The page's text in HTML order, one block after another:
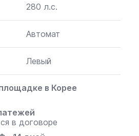
280 л.с.
Автомат
Левый
в Корее
в договоре